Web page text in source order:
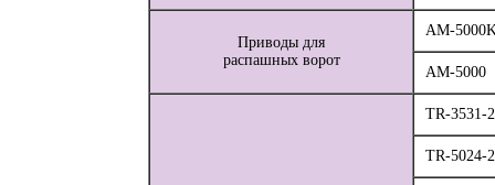
Приводы для
распашных ворот
AM-
AM-5000
TR-3531-
TR-5024-